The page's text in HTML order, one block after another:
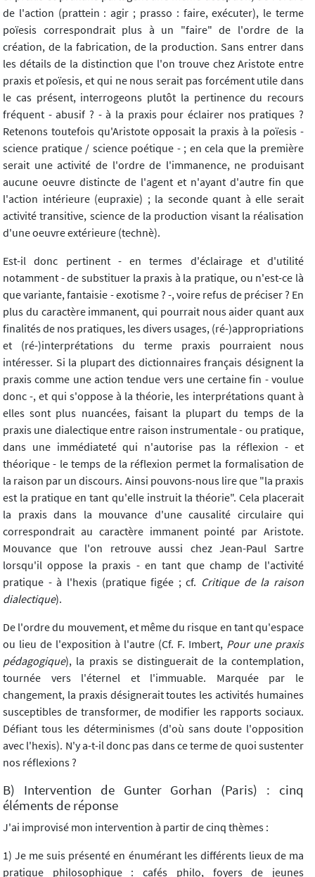
de l'action (prattein : agir ; prasso : faire, exécuter), le terme
poïesis correspondrait plus à un "faire" de l'ordre de la
création, de la fabrication, de la production. Sans entrer dans
les détails de la distinction que l'on trouve chez Aristote entre
praxis et poïesis, et qui ne nous serait pas forcément utile dans
le cas présent, interrogeons plutôt la pertinence du recours
fréquent - abusif ? - à la praxis pour éclairer nos pratiques ?
Retenons toutefois qu'Aristote opposait la praxis à la poïesis -
science pratique / science poétique - ; en cela que la première
serait une activité de l'ordre de l'immanence, ne produisant
aucune oeuvre distincte de l'agent et n'ayant d'autre fin que
l'action intérieure (eupraxie) ; la seconde quant à elle serait
activité transitive, science de la production visant la réalisation
d'une oeuvre extérieure (technè).
Est-il donc pertinent - en termes d'éclairage et d'utilité
notamment - de substituer la praxis à la pratique, ou n'est-ce là
que variante, fantaisie - exotisme ? -, voire refus de préciser ? En
plus du caractère immanent, qui pourrait nous aider quant aux
finalités de nos pratiques, les divers usages, (ré-)appropriations
et (ré-)interprétations du terme praxis pourraient nous
intéresser. Si la plupart des dictionnaires français désignent la
praxis comme une action tendue vers une certaine fin - voulue
donc -, et qui s'oppose à la théorie, les interprétations quant à
elles sont plus nuancées, faisant la plupart du temps de la
praxis une dialectique entre raison instrumentale - ou pratique,
dans une immédiateté qui n'autorise pas la réflexion - et
théorique - le temps de la réflexion permet la formalisation de
la raison par un discours. Ainsi pouvons-nous lire que "la praxis
est la pratique en tant qu'elle instruit la théorie". Cela placerait
la praxis dans la mouvance d'une causalité circulaire qui
correspondrait au caractère immanent pointé par Aristote.
Mouvance que l'on retrouve aussi chez Jean-Paul Sartre
lorsqu'il oppose la praxis - en tant que champ de l'activité
pratique - à l'hexis (pratique figée ; cf. Critique de la raison
dialectique).
De l'ordre du mouvement, et même du risque en tant qu'espace
ou lieu de l'exposition à l'autre (Cf. F. Imbert, Pour une praxis
pédagogique), la praxis se distinguerait de la contemplation,
tournée vers l'éternel et l'immuable. Marquée par le
changement, la praxis désignerait toutes les activités humaines
susceptibles de transformer, de modifier les rapports sociaux.
Défiant tous les déterminismes (d'où sans doute l'opposition
avec l'hexis). N'y a-t-il donc pas dans ce terme de quoi sustenter
nos réflexions ?
B) Intervention de Gunter Gorhan (Paris) : cinq
éléments de réponse
J'ai improvisé mon intervention à partir de cinq thèmes :
1) Je me suis présenté en énumérant les différents lieux de ma
pratique philosophique : cafés philo, foyers de jeunes